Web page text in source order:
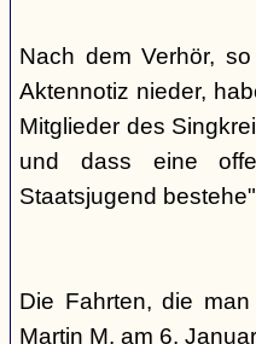
Nach dem Verhör,
Aktennotiz nieder,
Mitglieder des
und dass eine
Staatsjugend
Die Fahrten, die
Martin M. am 6.